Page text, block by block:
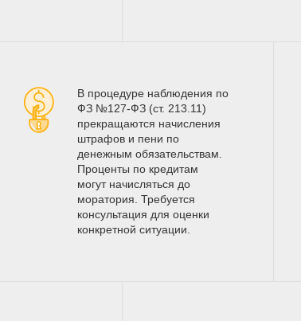
В процедуре наблюдения по
ФЗ №127-ФЗ (ст. 213.11)
прекращаются начисления
штрафов и пени по
денежным обязательствам.
Проценты по кредитам
могут начисляться до
моратория. Требуется
консультация для оценки
конкретной ситуации.